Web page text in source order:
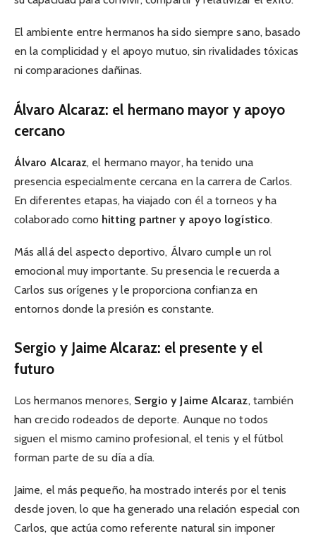
El ambiente entre hermanos ha sido siempre sano, basado
en la complicidad y el apoyo mutuo, sin rivalidades tóxicas
ni comparaciones dañinas.
Álvaro Alcaraz: el hermano mayor y apoyo
cercano
Álvaro Alcaraz, el hermano mayor, ha tenido una
presencia especialmente cercana en la carrera de Carlos.
En diferentes etapas, ha viajado con él a torneos y ha
colaborado como hitting partner y apoyo logístico.
Más allá del aspecto deportivo, Álvaro cumple un rol
emocional muy importante. Su presencia le recuerda a
Carlos sus orígenes y le proporciona confianza en
entornos donde la presión es constante.
Sergio y Jaime Alcaraz: el presente y el
futuro
Los hermanos menores, Sergio y Jaime Alcaraz, también
han crecido rodeados de deporte. Aunque no todos
siguen el mismo camino profesional, el tenis y el fútbol
forman parte de su día a día.
Jaime, el más pequeño, ha mostrado interés por el tenis
desde joven, lo que ha generado una relación especial con
Carlos, que actúa como referente natural sin imponer